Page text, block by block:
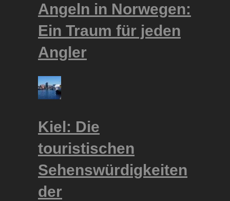
Angeln in Norwegen:
Ein Traum für jeden
Angler
Kiel: Die
touristischen
Sehenswürdigkeiten
der